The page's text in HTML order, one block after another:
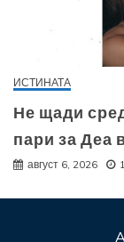
ИСТИНАТА
Не щади
пари за Деа
август 6, 2026